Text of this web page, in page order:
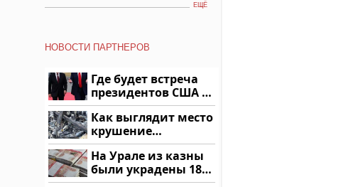
ЕЩЁ
НОВОСТИ ПАРТНЕРОВ
Где будет встреча
президентов США и
России: Европа?
Как выглядит место
крушение
вертолета на
Кавказе: смотреть
На Урале из казны
были украдены 18
миллионов рублей